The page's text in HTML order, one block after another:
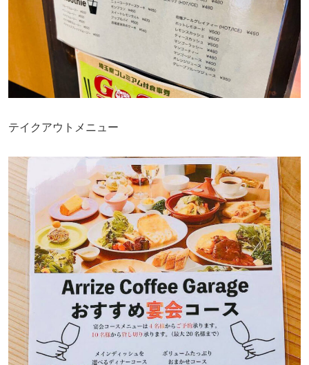
テイクアウトメニュー